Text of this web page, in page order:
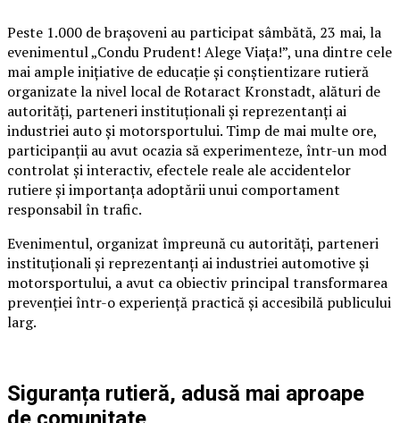
Peste 1.000 de brașoveni au participat sâmbătă, 23 mai, la
evenimentul „Condu Prudent! Alege Viața!”, una dintre cele
mai ample inițiative de educație și conștientizare rutieră
organizate la nivel local de Rotaract Kronstadt, alături de
autorități, parteneri instituționali și reprezentanți ai
industriei auto și motorsportului. Timp de mai multe ore,
participanții au avut ocazia să experimenteze, într-un mod
controlat și interactiv, efectele reale ale accidentelor
rutiere și importanța adoptării unui comportament
responsabil în trafic.
Evenimentul, organizat împreună cu autorități, parteneri
instituționali și reprezentanți ai industriei automotive și
motorsportului, a avut ca obiectiv principal transformarea
prevenției într-o experiență practică și accesibilă publicului
larg.
Siguranța rutieră, adusă mai aproape